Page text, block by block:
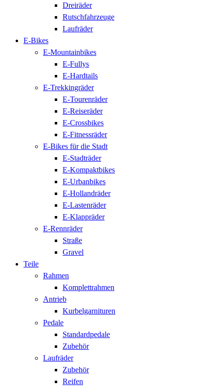
Dreiräder
Rutschfahrzeuge
Laufräder
E-Bikes
E-Mountainbikes
E-Fullys
E-Hardtails
E-Trekkingräder
E-Tourenräder
E-Reiseräder
E-Crossbikes
E-Fitnessräder
E-Bikes für die Stadt
E-Stadträder
E-Kompaktbikes
E-Urbanbikes
E-Hollandräder
E-Lastenräder
E-Klappräder
E-Rennräder
Straße
Gravel
Teile
Rahmen
Komplettrahmen
Antrieb
Kurbelgarnituren
Pedale
Standardpedale
Zubehör
Laufräder
Zubehör
Reifen